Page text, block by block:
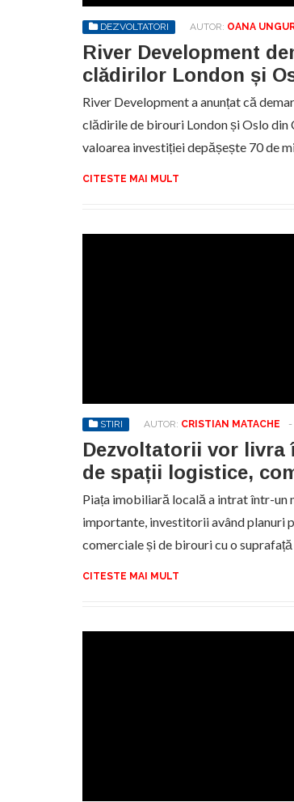
DEZVOLTATORI AUTOR: OANA
River Development
clădirilor London și
River Development a anunțat că
clădirile de birouri London și Oslo din
valoarea investiției depășește 70 de
CITESTE MAI MULT
STIRI AUTOR: CRISTIAN MATACHE -
Dezvoltatorii vor livra
de spații logistice,
Piața imobiliară locală a intrat într-un
importante, investitorii având planuri
comerciale și de birouri cu o suprafață
CITESTE MAI MULT